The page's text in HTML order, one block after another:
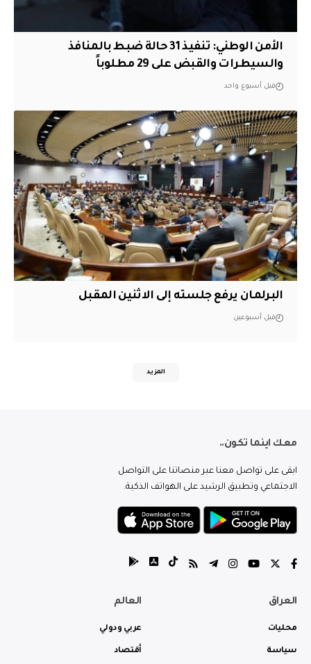
الأمن الوطني: تنفيذ 31 حالة ضبط بالمنافذ
والسيطرات والقبض على 29 مطلوباً
قبل أسبوع واحد
البرلمان يرفع جلسته إلى الاثنين المقبل
قبل أسبوعين
المزيد
معك اينما تكون..
ابقى على تواصل معنا عبر منصاتنا على التواصل
الاجتماعي وتطبيق الرشيد على الهواتف الذكية.
العراق
محليات
سياسة
العالم
عربي ودولي
أقتصاد